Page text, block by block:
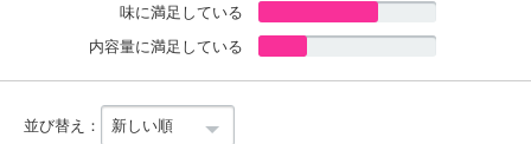
味に満足している
内容量に満足している
並び替え：